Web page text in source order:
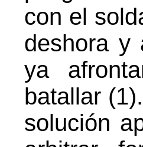
con el
deshora y
ya
batallar
solución